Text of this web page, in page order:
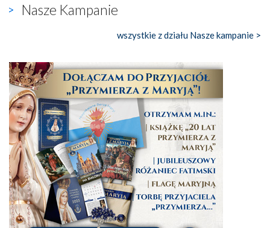
Nasze Kampanie
wszystkie z działu Nasze kampanie >